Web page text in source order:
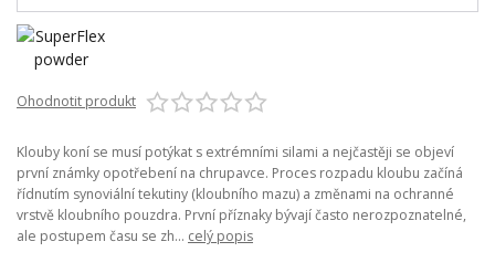
Ohodnotit produkt
Klouby koní se musí potýkat s extrémními silami a nejčastěji se objeví
první známky opotřebení na chrupavce. Proces rozpadu kloubu začíná
řídnutím synoviální tekutiny (kloubního mazu) a změnami na ochranné
vrstvě kloubního pouzdra. První příznaky bývají často nerozpoznatelné,
ale postupem času se zh... celý popis